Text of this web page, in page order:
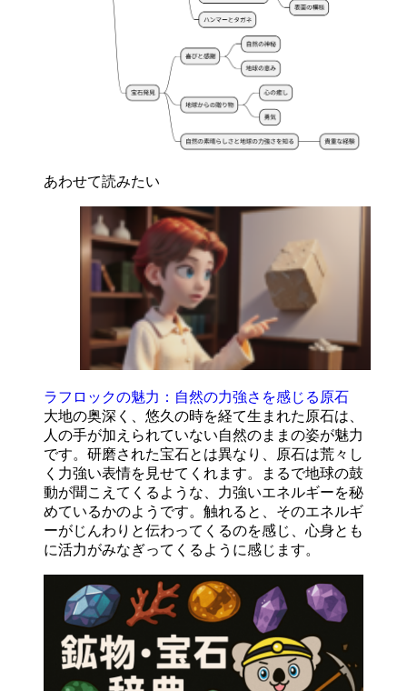
あわせて読みたい
ラフロックの魅力：自然の力強さを感じる原石
大地の奥深く、悠久の時を経て生まれた原石は、
人の手が加えられていない自然のままの姿が魅力
です。研磨された宝石とは異なり、原石は荒々し
く力強い表情を見せてくれます。まるで地球の鼓
動が聞こえてくるような、力強いエネルギーを秘
めているかのようです。触れると、そのエネルギ
ーがじんわりと伝わってくるのを感じ、心身とも
に活力がみなぎってくるように感じます。